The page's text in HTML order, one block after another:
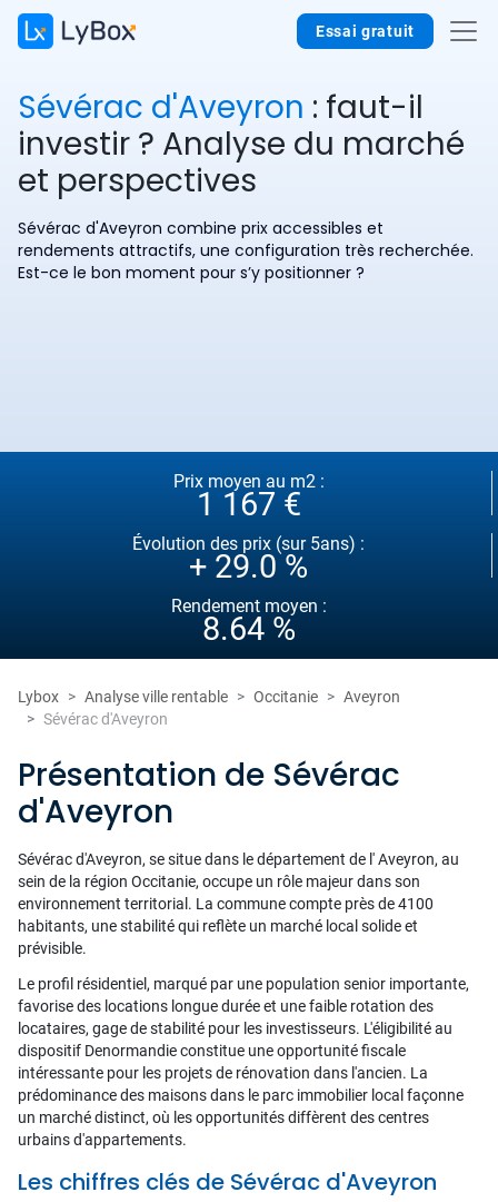
Essai gratuit
Sévérac d'Aveyron : faut-il
investir ? Analyse du marché
et perspectives
Sévérac d'Aveyron combine prix accessibles et
rendements attractifs, une configuration très recherchée.
Est-ce le bon moment pour s’y positionner ?
Prix moyen au m2 :
1 167 €
Évolution des prix (sur 5ans) :
+ 29.0 %
Rendement moyen :
8.64 %
Lybox Analyse ville rentable Occitanie
Aveyron
Sévérac d'Aveyron
Présentation de Sévérac
d'Aveyron
Sévérac d'Aveyron, se situe dans le département de l' Aveyron, au
sein de la région Occitanie, occupe un rôle majeur dans son
environnement territorial. La commune compte près de 4100
habitants, une stabilité qui reflète un marché local solide et
prévisible.
Le profil résidentiel, marqué par une population senior importante,
favorise des locations longue durée et une faible rotation des
locataires, gage de stabilité pour les investisseurs. L'éligibilité au
dispositif Denormandie constitue une opportunité fiscale
intéressante pour les projets de rénovation dans l'ancien. La
prédominance des maisons dans le parc immobilier local façonne
un marché distinct, où les opportunités diffèrent des centres
urbains d'appartements.
Les chiffres clés de Sévérac d'Aveyron